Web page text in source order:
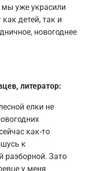
уже украсили
детей, так и
новогоднее
литератор:
елки не
как-то
к
разборной. Зато
у меня